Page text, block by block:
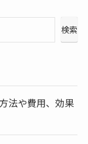
検索
法や費用、効果